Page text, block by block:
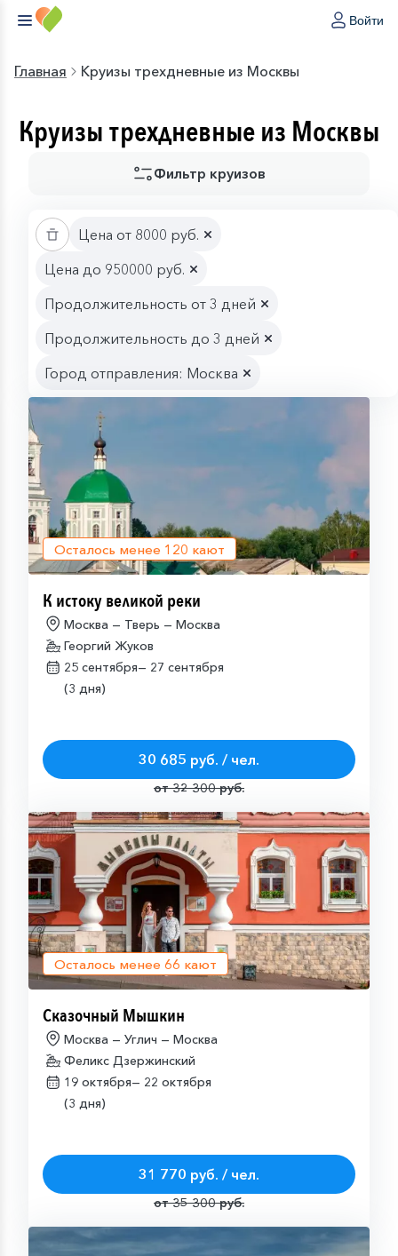
Войти
Главная Круизы трехдневные из Москвы
Круизы трехдневные из Москвы
Фильтр круизов
Цена от 8000 руб.
Цена до 950000 руб.
Продолжительность от 3 дней
Продолжительность до 3 дней
Город отправления: Москва
Осталось менее 120 кают
К истоку великой реки
Москва — Тверь — Москва
Георгий Жуков
25 сентября— 27 сентября
(3 дня)
30 685 руб. / чел.
от 32 300 руб.
Осталось менее 66 кают
Сказочный Мышкин
Москва — Углич — Москва
Феликс Дзержинский
19 октября— 22 октября
(3 дня)
31 770 руб. / чел.
от 35 300 руб.